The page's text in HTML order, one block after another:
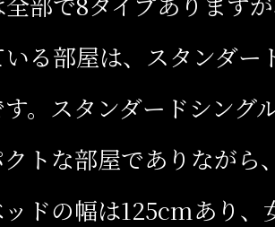
る部屋は、スタンダー
す。スタンダードシング
クトな部屋でありなが
ッドの幅は125cmあり、